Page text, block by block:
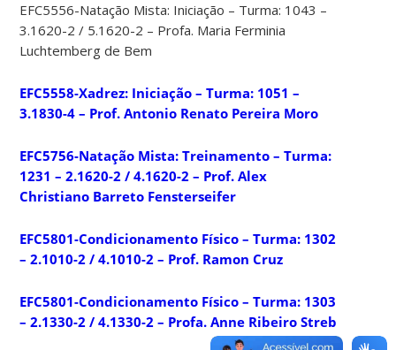
EFC5556-Natação Mista: Iniciação – Turma: 1043 –
3.1620-2 / 5.1620-2 – Profa. Maria Ferminia
Luchtemberg de Bem
EFC5558-Xadrez: Iniciação – Turma: 1051 –
3.1830-4 – Prof. Antonio Renato Pereira Moro
EFC5756-Natação Mista: Treinamento – Turma:
1231 – 2.1620-2 / 4.1620-2 – Prof. Alex
Christiano Barreto Fensterseifer
EFC5801-Condicionamento Físico – Turma: 1302
– 2.1010-2 / 4.1010-2 – Prof. Ramon Cruz
EFC5801-Condicionamento Físico – Turma: 1303
– 2.1330-2 / 4.1330-2 – Profa. Anne Ribeiro Streb